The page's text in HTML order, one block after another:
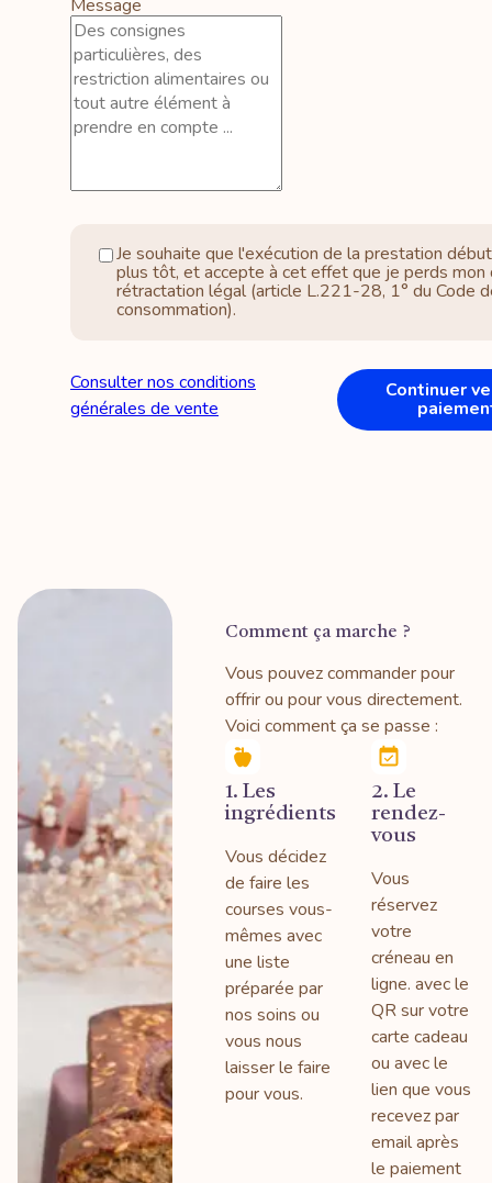
Message
Je souhaite que l'exécution de la prestation
plus tôt, et accepte à cet effet que je perds mon
rétractation légal (article L.221-28, 1° du Code
consommation).
Consulter nos conditions
générales de vente
Continuer
Comment ça marche ?
Vous pouvez commander pour
offrir ou pour vous directement.
Voici comment ça se passe :
1. Les
ingrédients
Vous décidez
de faire les
courses vous-
mêmes avec
une liste
préparée par
nos soins ou
vous nous
laisser le faire
pour vous.
2. Le
rendez-
vous
Vous
réservez
votre
créneau en
ligne. avec le
QR sur votre
carte cadeau
ou avec le
lien que vous
recevez par
email après
le paiement